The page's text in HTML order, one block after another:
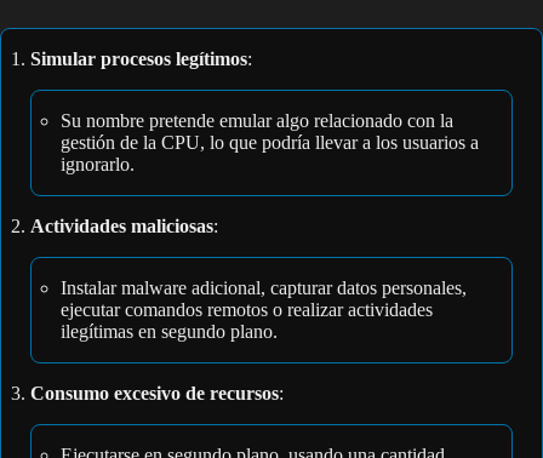
Simular procesos legítimos:
Su nombre pretende emular algo relacionado con la
gestión de la CPU, lo que podría llevar a los usuarios a
ignorarlo.
Actividades maliciosas:
Instalar malware adicional, capturar datos personales,
ejecutar comandos remotos o realizar actividades
ilegítimas en segundo plano.
Consumo excesivo de recursos: